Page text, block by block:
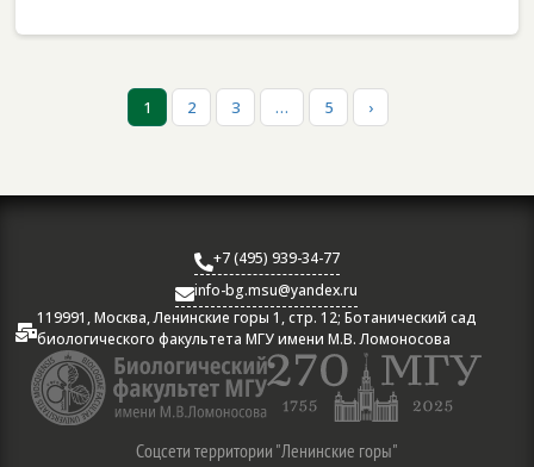
1 2 3 … 5 ›
+7 (495) 939-34-77
info-bg.msu@yandex.ru

119991, Москва, Ленинские горы 1, стр. 12; Ботанический сад
биологического факультета МГУ имени М.В. Ломоносова
Соцсети территории "Ленинские горы"